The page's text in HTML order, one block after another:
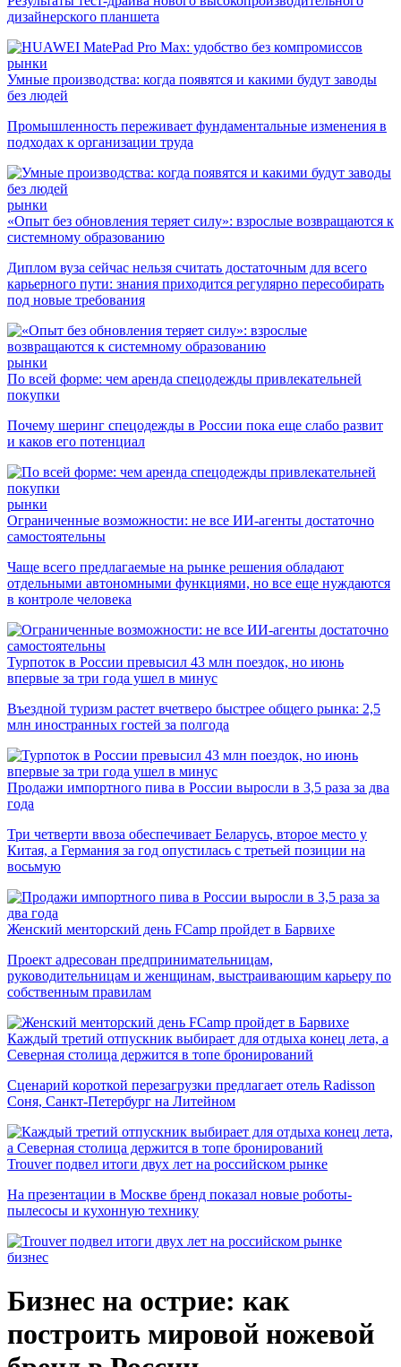
дизайнерского планшета
рынки
Умные производства: когда появятся и какими будут заводы
без людей
Промышленность переживает фундаментальные изменения в
подходах к организации труда
рынки
«Опыт без обновления теряет силу»: взрослые возвращаются к
системному образованию
Диплом вуза сейчас нельзя считать достаточным для всего
карьерного пути: знания приходится регулярно пересобирать
под новые требования
рынки
По всей форме: чем аренда спецодежды привлекательней
покупки
Почему шеринг спецодежды в России пока еще слабо развит
и каков его потенциал
рынки
Ограниченные возможности: не все ИИ-агенты достаточно
самостоятельны
Чаще всего предлагаемые на рынке решения обладают
отдельными автономными функциями, но все еще нуждаются
в контроле человека
Турпоток в России превысил 43 млн поездок, но июнь
впервые за три года ушел в минус
Въездной туризм растет вчетверо быстрее общего рынка: 2,5
млн иностранных гостей за полгода
Продажи импортного пива в России выросли в 3,5 раза за два
года
Три четверти ввоза обеспечивает Беларусь, второе место у
Китая, а Германия за год опустилась с третьей позиции на
восьмую
Женский менторский день FCamp пройдет в Барвихе
Проект адресован предпринимательницам,
руководительницам и женщинам, выстраивающим карьеру по
собственным правилам
Каждый третий отпускник выбирает для отдыха конец лета, а
Северная столица держится в топе бронирований
Сценарий короткой перезагрузки предлагает отель Radisson
Соня, Санкт-Петербург на Литейном
Trouver подвел итоги двух лет на российском рынке
На презентации в Москве бренд показал новые роботы-
пылесосы и кухонную технику
бизнес
Бизнес на острие: как
построить мировой ножевой